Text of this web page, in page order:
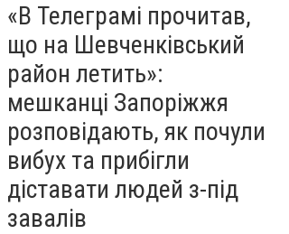
«В Телеграмі прочитав,
що на Шевченківський
район летить»:
мешканці Запоріжжя
розповідають, як почули
вибух та прибігли
діставати людей з-під
завалів